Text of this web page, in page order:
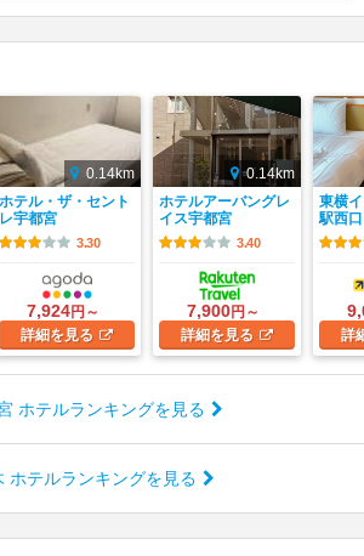
0.14km
ホテル・ザ・セント
レ宇都宮
3.30
7,924円～
詳細を見る
0.14km
ホテルアーバングレ
イス宇都宮
3.40
7,900円～
詳細を見る
東横
駅西口
詳
ホテルランキングを見る
ホテルランキングを見る